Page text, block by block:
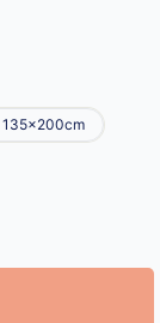
135x200cm